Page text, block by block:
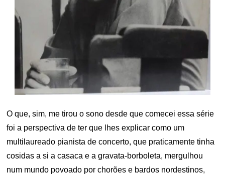
O que, sim, me tirou o sono desde que comecei essa série
foi a perspectiva de ter que lhes explicar como um
multilaureado pianista de concerto, que praticamente tinha
cosidas a si a casaca e a gravata-borboleta, mergulhou
num mundo povoado por chorões e bardos nordestinos,